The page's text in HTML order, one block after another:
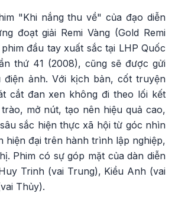
"Khi nắng thu về" của đạo diễn
đoạt giải Remi Vàng (Gold Remi
đầu tay xuất sắc tại LHP Quốc
thứ 41 (2008), cũng sẽ được gửi
điện ảnh. Với kịch bản, cốt truyện
cắt đan xen không đi theo lối kết
mở nút, tạo nên hiệu quả cao,
sắc hiện thực xã hội từ góc nhìn
hiện đại trên hành trình lập nghiệp,
Phim có sự góp mặt của dàn diễn
Trinh (vai Trung), Kiều Anh (vai
Thủy).